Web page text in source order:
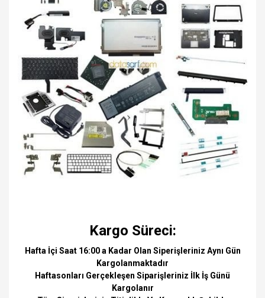
Kargo Süreci:
Hafta İçi Saat 16:00 a Kadar Olan Siperişleriniz Aynı Gün
Kargolanmaktadır
Haftasonları Gerçekleşen Siparişleriniz İlk İş Günü
Kargolanır